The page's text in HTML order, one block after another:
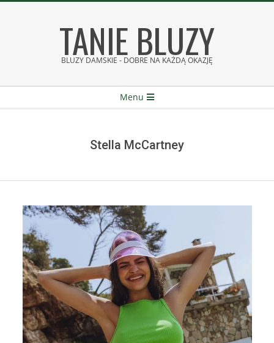
TANIE BLUZY
BLUZY DAMSKIE - DOBRE NA KAŻDĄ OKAZJĘ
Menu
Stella McCartney